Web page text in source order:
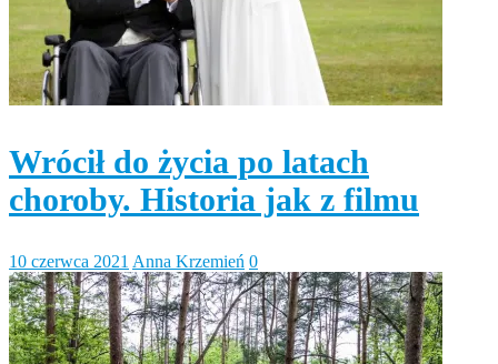
Wrócił do życia po latach
choroby. Historia jak z filmu
10 czerwca 2021 Anna Krzemień 0